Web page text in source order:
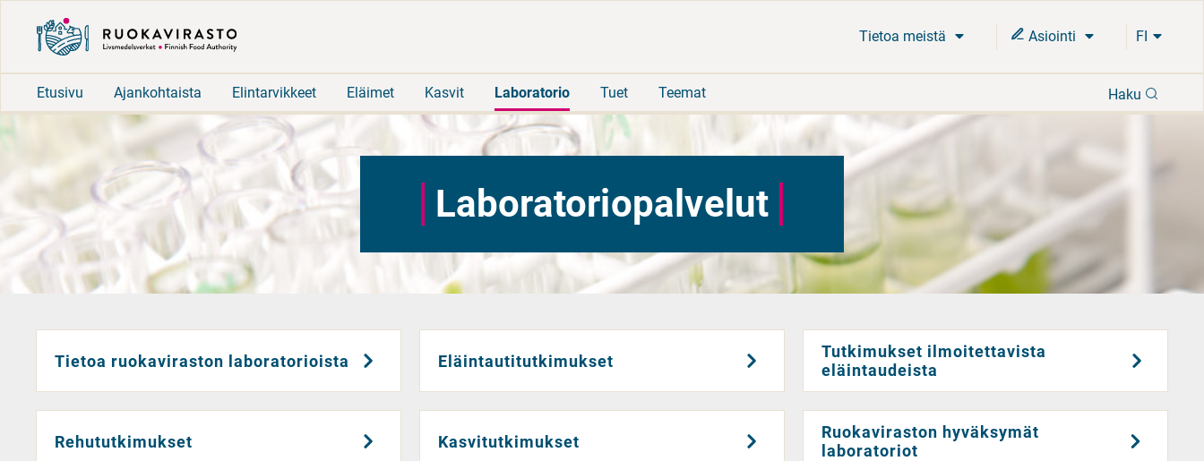
Tietoa meistä Asiointi FI
Etusivu Ajankohtaista Elintarvikkeet Eläimet Kasvit Laboratorio Tuet Teemat Haku
Laboratoriopalvelut
Tietoa ruokaviraston laboratorioista
Rehututkimukset
Eläintautitutkimukset
Kasvitutkimukset
Tutkimukset ilmoitettavista
eläintaudeista
Ruokaviraston hyväksymät
laboratoriot